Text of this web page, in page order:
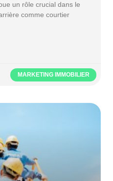
MARKETING IMMOBILIER
un rôle crucial dans le
comme courtier